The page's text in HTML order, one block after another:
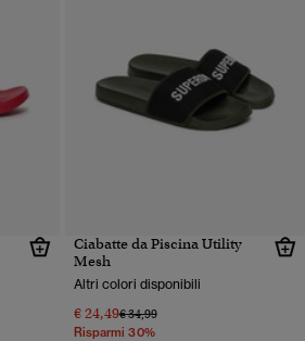
Ciabatte da Piscina Utility
Mesh
Altri colori disponibili
€ 24,49Prezzo ridotto da
€ 34,99a
Risparmi 30%